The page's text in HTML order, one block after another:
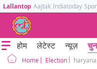
Lallantop Aajtak Indiatoday
होम लेटेस्ट न्यूज़
Home Election